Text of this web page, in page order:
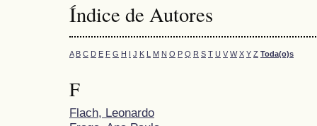
Índice de Autores
A B C D E F G H I J K L M N O P Q R S T U V W X Y Z Toda(o)s
F
Flach, Leonardo